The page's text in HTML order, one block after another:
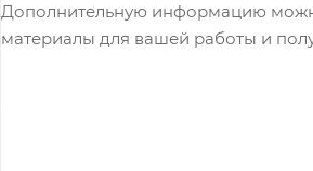
Дополнительную информацию
материалы для вашей работы и